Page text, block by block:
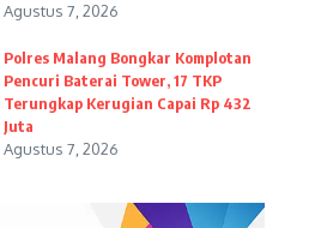
Agustus 7, 2026
Polres Malang Bongkar Komplotan
Pencuri Baterai Tower, 17 TKP
Terungkap Kerugian Capai Rp 432
Juta
Agustus 7, 2026